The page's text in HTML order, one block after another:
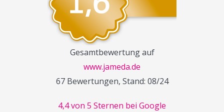
Gesamtbewertung auf
www.jameda.de
67 Bewertungen, Stand: 08/24
4,4 von 5 Sternen bei Google